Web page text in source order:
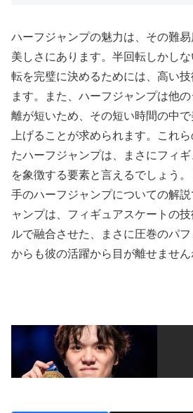
ハーフジャンプの魅力は、その難
美しさにあります。半回転しかし
転を完璧に決めるためには、高い
ます。また、ハーフジャンプは他
離が短いため、その短い時間の中
上げることが求められます。これ
たハーフジャンプは、まさにフィ
を象徴する要素と言えるでしょう
手のハーフジャンプについての解
ャンプは、フィギュアスケートの
ルで融合させた、まさに圧巻のパ
からも彼の活躍から目が離せません